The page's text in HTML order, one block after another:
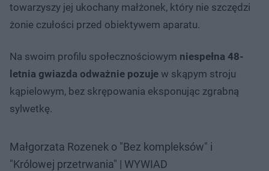
towarzyszy jej ukochany małżonek, który nie szczędzi
żonie czułości przed obiektywem aparatu.
Na swoim profilu społecznościowym niespełna 48-
letnia gwiazda odważnie pozuje w skąpym stroju
kąpielowym, bez skrępowania eksponując zgrabną
sylwetkę.
Małgorzata Rozenek o "Bez kompleksów" i
"Królowej przetrwania" | WYWIAD